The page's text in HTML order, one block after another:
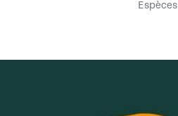
Espèces